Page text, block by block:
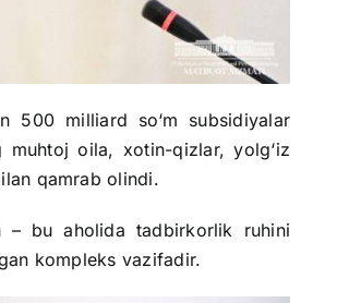
milliard so‘m subsidiyalar
oila, xotin-qizlar, yolg‘iz
qamrab olindi.
– bu aholida tadbirkorlik ruhini
kompleks vazifadir.